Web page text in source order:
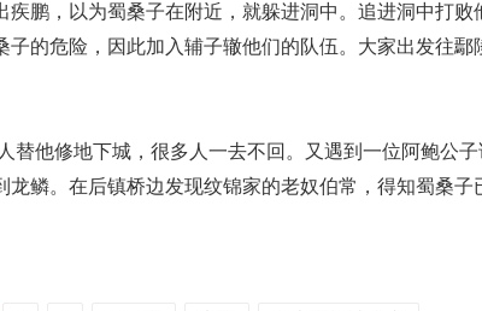
鹏，以为蜀桑子在附近，就躲进洞中。追进洞中打败
的危险，因此加入辅子辙他们的队伍。大家出发往鄢
修地下城，很多人一去不回。又遇到一位阿鲍公子
鳞。在后镇桥边发现纹锦家的老奴伯常，得知蜀桑子